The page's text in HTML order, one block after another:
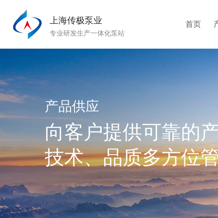
上海传极泵业
专业研发生产一体化泵站
首页
产品供应
向客户提供可靠的
技术、品质多方位